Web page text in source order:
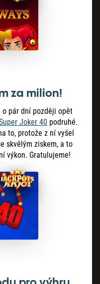
za milion!
pár dní později opět
Joker 40 podruhé.
to, protože z ní vyšel
skvělým ziskem, a to
výkon. Gratulujeme!